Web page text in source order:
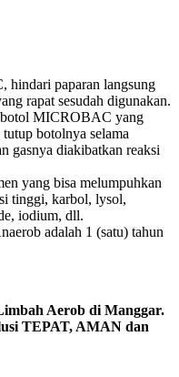
hindari paparan langsung
rapat sesudah digunakan.
botol MICROBAC yang
botolnya selama
gasnya diakibatkan reaksi
yang bisa melumpuhkan
tinggi, karbol, lysol,
iodium, dll.
adalah 1 (satu) tahun
Aerob di Manggar.
TEPAT, AMAN dan